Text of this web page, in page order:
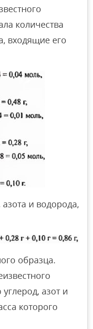
количества
входящие его
и водорода,
образца.
азот и
которого